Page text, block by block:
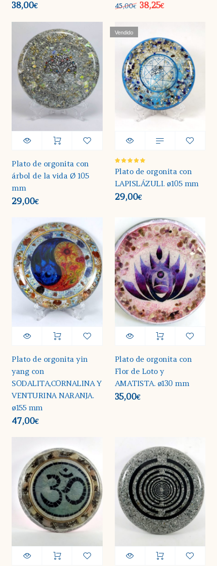
38,00€ 45,00€ 38,25€
Plato de orgonita con
árbol de la vida Ø 105
mm
29,00€
Vendido
Valorado
en5.00
Plato de orgonita con
LAPISLÁZULI. ø105 mm
29,00€
Plato de orgonita yin
yang con
SODALITA,CORNALINA Y
VENTURINA NARANJA.
ø155 mm
47,00€
Plato de orgonita con
Flor de Loto y
AMATISTA. ø130 mm
35,00€